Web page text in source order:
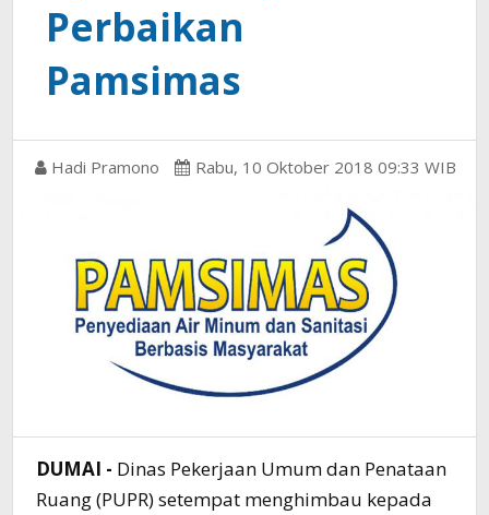
Perbaikan
Pamsimas
Hadi Pramono Rabu, 10 Oktober 2018 09:33 WIB
DUMAI - Dinas Pekerjaan Umum dan Penataan
Ruang (PUPR) setempat menghimbau kepada